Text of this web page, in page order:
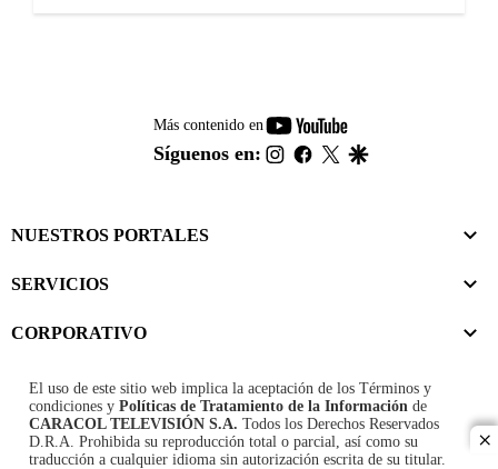
Más contenido en
youtube-
footer
Síguenos en: instagram
facebook
twitter
NUESTROS PORTALES
SERVICIOS
CORPORATIVO
El uso de este sitio web implica la aceptación de los Términos y
condiciones y Políticas de Tratamiento de la Información de
CARACOL TELEVISIÓN S.A. Todos los Derechos Reservados
D.R.A. Prohibida su reproducción total o parcial, así como su
traducción a cualquier idioma sin autorización escrita de su titular.